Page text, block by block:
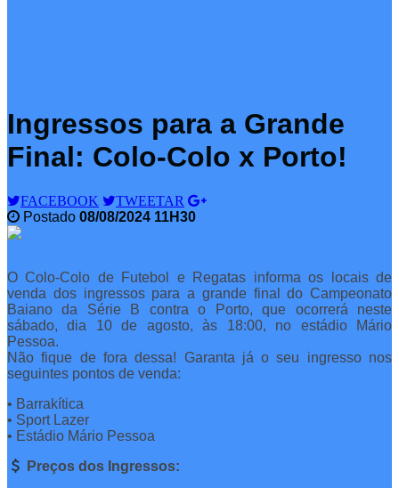
Ingressos para a Grande
Final: Colo-Colo x Porto!
FACEBOOK
TWEETAR
Postado 08/08/2024 11H30
O Colo-Colo de Futebol e Regatas informa os locais de
venda dos ingressos para a grande final do Campeonato
Baiano da Série B contra o Porto, que ocorrerá neste
sábado, dia 10 de agosto, às 18:00, no estádio Mário
Pessoa.
Não fique de fora dessa! Garanta já o seu ingresso nos
seguintes pontos de venda:
• Barrakítica
• Sport Lazer
• Estádio Mário Pessoa
Preços dos Ingressos: